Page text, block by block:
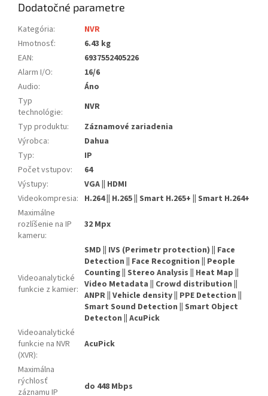
Dodatočné parametre
Kategória:
NVR
Hmotnosť:
6.43 kg
EAN:
6937552405226
Alarm I/O:
16/6
Audio:
Áno
Typ
technológie:
NVR
Typ produktu:
Záznamové zariadenia
Výrobca:
Dahua
Typ:
IP
Počet vstupov:
64
Výstupy:
VGA || HDMI
Videokompresia: H.264 || H.265 || Smart H.265+ || Smart H.264+
Maximálne
rozlíšenie na IP
kameru:
32 Mpx
Videoanalytické
funkcie z kamier:
SMD || IVS (Perimetr protection) || Face
Detection || Face Recognition || People
Counting || Stereo Analysis || Heat Map ||
Video Metadata || Crowd distribution ||
ANPR || Vehicle density || PPE Detection ||
Smart Sound Detection || Smart Object
Detecton || AcuPick
Videoanalytické
funkcie na NVR
(XVR):
AcuPick
Maximálna
rýchlosť
záznamu IP
do 448 Mbps